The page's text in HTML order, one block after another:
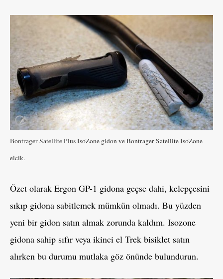
Bontrager Satellite Plus IsoZone gidon ve Bontrager Satellite IsoZone
elcik.
Özet olarak Ergon GP-1 gidona geçse dahi, kelepçesini
sıkıp gidona sabitlemek mümkün olmadı. Bu yüzden
yeni bir gidon satın almak zorunda kaldım. Isozone
gidona sahip sıfır veya ikinci el Trek bisiklet satın
alırken bu durumu mutlaka göz önünde bulundurun.